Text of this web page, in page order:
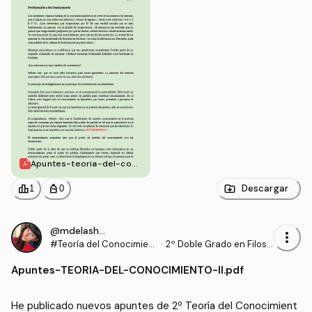
Apuntes-teoria-del-con
leaderboard1 personal_bag 0 Descargar
@mdelasheras
#Teoría del Conocimient
· 2º Doble Grado en Filoso
Española (URJC)
more_vert
Apuntes-TEORIA-DEL-CONOCIMIENTO-II.pdf
He publicado nuevos apuntes de 2º Teoría del Conocimient